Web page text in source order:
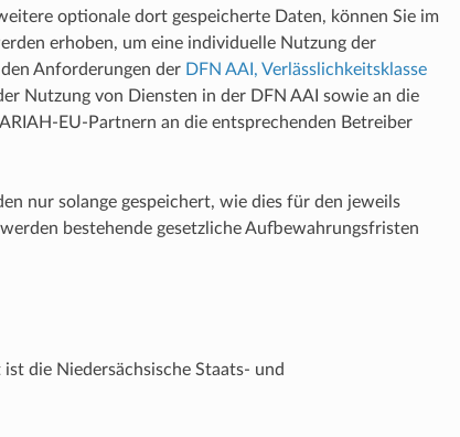
optionale dort gespeicherte Daten, können Sie im
erhoben, um eine individuelle Nutzung der
Anforderungen der DFN AAI, Verlässlichkeitsklasse
Nutzung von Diensten in der DFN AAI sowie an die
EU-Partnern an die entsprechenden Betreiber
nur solange gespeichert, wie dies für den jeweils
bestehende gesetzliche Aufbewahrungsfristen
die Niedersächsische Staats- und